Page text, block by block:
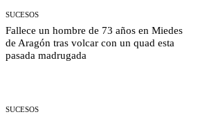
SUCESOS
Fallece un hombre de 73 años en Miedes
de Aragón tras volcar con un quad esta
pasada madrugada
SUCESOS